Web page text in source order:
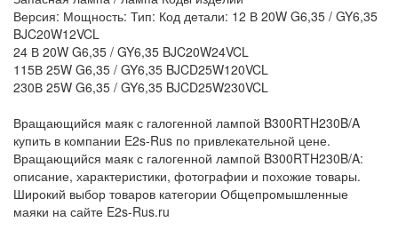
Версия: Мощность: Тип: Код детали: 12 В 20W G6,35 / GY6,35
BJC20W12VCL
24 В 20W G6,35 / GY6,35 BJC20W24VCL
115В 25W G6,35 / GY6,35 BJCD25W120VCL
230В 25W G6,35 / GY6,35 BJCD25W230VCL
Вращающийся маяк с галогенной лампой B300RTH230B/A
купить в компании E2s-Rus по привлекательной цене.
Вращающийся маяк с галогенной лампой B300RTH230B/A:
описание, характеристики, фотографии и похожие товары.
Широкий выбор товаров категории Общепромышленные
маяки на сайте E2s-Rus.ru